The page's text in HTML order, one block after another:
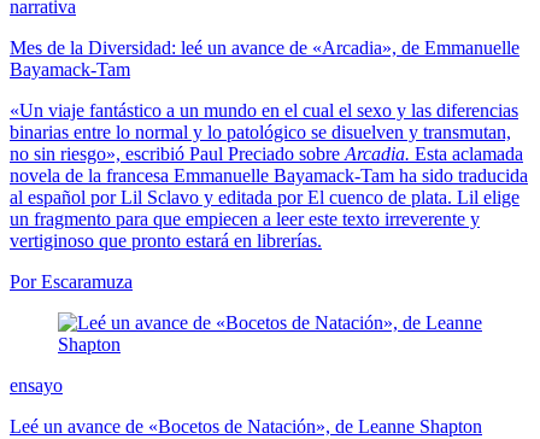
narrativa
Mes de la Diversidad: leé un avance de «Arcadia», de Emmanuelle
Bayamack-Tam
«Un viaje fantástico a un mundo en el cual el sexo y las diferencias
binarias entre lo normal y lo patológico se disuelven y transmutan,
no sin riesgo», escribió Paul Preciado sobre Arcadia. Esta aclamada
novela de la francesa Emmanuelle Bayamack-Tam ha sido traducida
al español por Lil Sclavo y editada por El cuenco de plata. Lil elige
un fragmento para que empiecen a leer este texto irreverente y
vertiginoso que pronto estará en librerías.
Por Escaramuza
ensayo
Leé un avance de «Bocetos de Natación», de Leanne Shapton